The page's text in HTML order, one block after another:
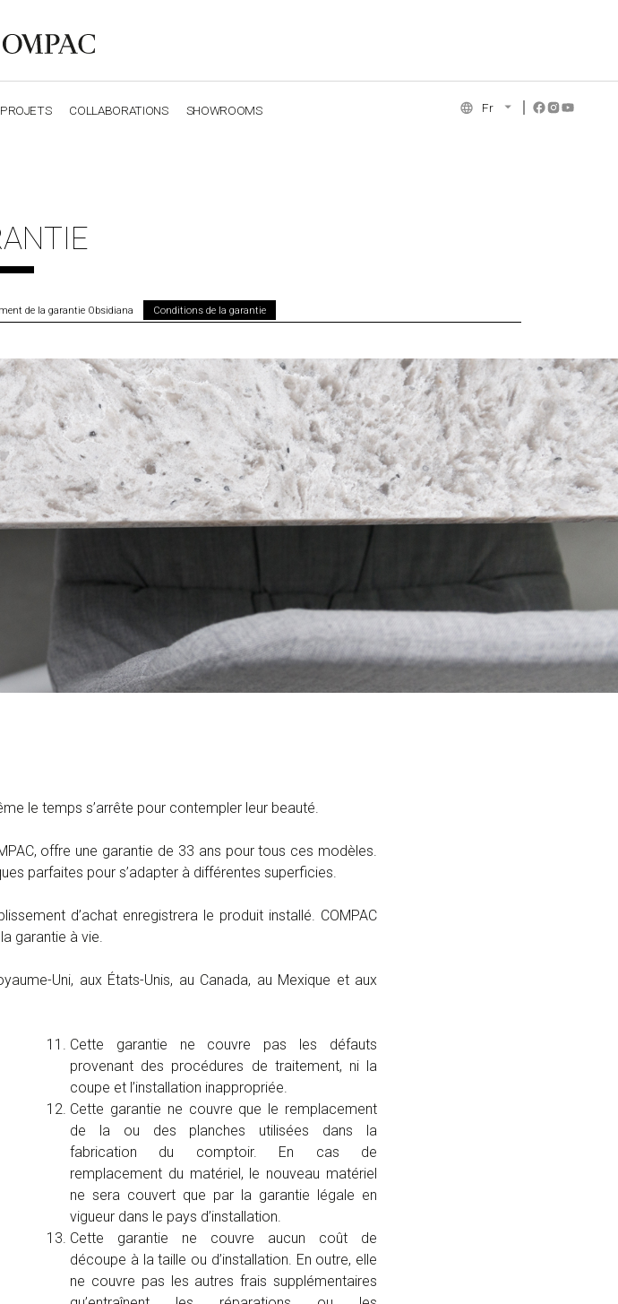
PROJETS COLLABORATIONS SHOWROOMS Fr
de la garantie Obsidiana Conditions de la garantie
le temps s’arrête pour contempler leur beauté.
offre une garantie de 33 ans pour tous ces modèles.
parfaites pour s’adapter à différentes superficies.
d’achat enregistrera le produit installé. COMPAC
garantie à vie.
Uni, aux États-Unis, au Canada, au Mexique et aux
Cette garantie ne couvre pas les défauts
provenant des procédures de traitement, ni la
coupe et l’installation inappropriée.
Cette garantie ne couvre que le remplacement
de la ou des planches utilisées dans la
fabrication du comptoir. En cas de
remplacement du matériel, le nouveau matériel
ne sera couvert que par la garantie légale en
vigueur dans le pays d’installation.
Cette garantie ne couvre aucun coût de
découpe à la taille ou d’installation. En outre, elle
ne couvre pas les autres frais supplémentaires